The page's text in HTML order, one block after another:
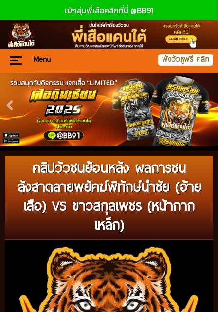
เข้กลุ่มพี่เสือคลิกที่นี่ @BB91
Menu ฟังวัวหูฟรี คลิก
คลิปวัวชนย้อนหลัง ผลการชน
ลังสาดลายพยัคฆ์พิทักษ์นำชัย (อ้าย
เสือ) VS ขาวสกุลเพชร (หน้ากาก
เหล็ก)